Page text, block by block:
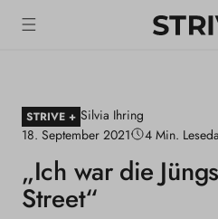
STRIVE + Silvia Ihring
18. September 2021
4 Min.
„Ich war die
Street“